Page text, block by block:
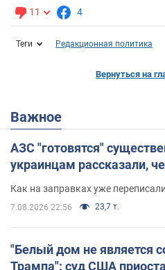
11 4
Теги Редакционная политика
Вернуться на
Важное
АЗС "готовятся"
украинцам рассказали,
Как на заправках уже
7.08.2026 22:56 23,7 т.
"Белый дом не является
Трампа": суд США